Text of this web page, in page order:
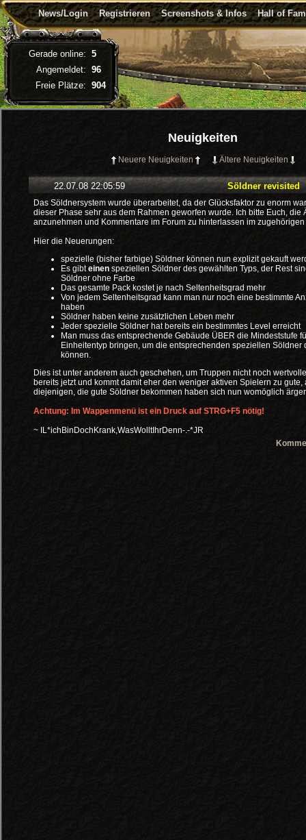
News/Login Registrieren Screenshots & Infos Hall of
Neuigkeiten
Neuere Neuigkeiten Ältere Neuigkeiten
22.07.08 22:05:59 Söldner revisited
Das Söldnersystem wurde überarbeitet, da der Glücksfaktor zu enorm
dieser Phase sehr aus dem Rahmen geworfen wurde. Ich bitte Euch, die
anzunehmen und Kommentare im Forum zu hinterlassen im
Hier die Neuerungen:
spezielle (bisher farbige) Söldner können nun explizit gekauft
Es gibteinenspeziellen Söldner des gewählten Typs, der Rest
Söldner ohne Farbe
Das gesamte Pack kostet je nach Seltenheitsgrad mehr
Von jedem Seltenheitsgrad kann man nur noch eine bestimmte
haben
Söldner haben keine zusätzlichen Leben mehr
Jeder spezielle Söldner hat bereits ein bestimmtes Level erreicht
Man muss das entsprechende Gebäude ÜBER die Mindeststufe
Einheitentyp bringen, um die entsprechenden speziellen Söldner
können.
Dies ist unter anderem auch geschehen, um Truppen nicht noch
bereits jetzt und kommt damit eher den weniger aktiven Spielern zu gute,
diejenigen, die gute Söldner bekommen haben sich nun womöglich
Achtung: Im Wappenmenü ist ein Druck auf STRG+F5 nötig!
~ IL*ichBinDochKrank,WasWolltIhrDenn-.-*JR
Gerade online: 5
Angemeldet: 96
Freie Plätze: 904